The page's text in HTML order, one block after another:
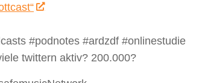
#podnotes #ardzdf #onlinestudie
twittern aktiv? 200.000?